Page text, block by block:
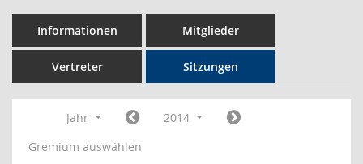
Informationen Mitglieder
Vertreter Sitzungen
Jahr
2014
Gremium auswählen